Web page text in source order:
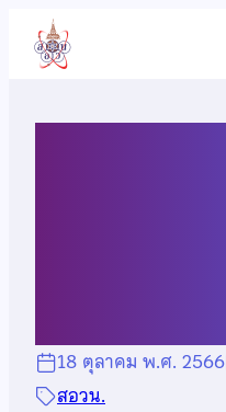
เนื้อหา
18 ตุลาคม พ.ศ. 2566
สอวน.